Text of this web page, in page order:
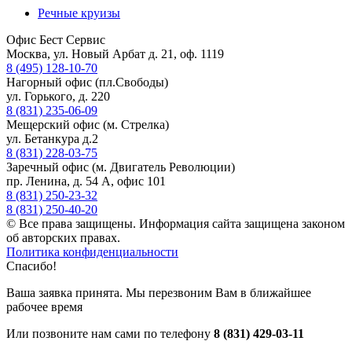
Речные круизы
Офис Бест Сервис
Москва, ул. Новый Арбат д. 21, оф. 1119
8 (495) 128-10-70
Нагорный офис (пл.Свободы)
ул. Горького, д. 220
8 (831) 235-06-09
Мещерский офис (м. Стрелка)
ул. Бетанкура д.2
8 (831) 228-03-75
Заречный офис (м. Двигатель Революции)
пр. Ленина, д. 54 А, офис 101
8 (831) 250-23-32
8 (831) 250-40-20
© Все права защищены. Информация сайта защищена законом
об авторских правах.
Политика конфиденциальности
Спасибо!
Ваша заявка принята. Мы перезвоним Вам в ближайшее
рабочее время
Или позвоните нам сами по телефону 8 (831) 429-03-11